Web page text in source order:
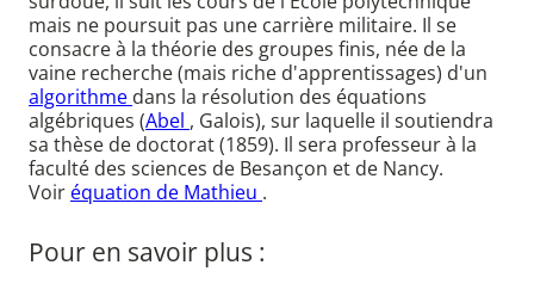
mais ne poursuit pas une carrière militaire. Il se
consacre à la théorie des groupes finis, née de la
vaine recherche (mais riche d'apprentissages) d'un
algorithme dans la résolution des équations
algébriques (Abel , Galois), sur laquelle il soutiendra
sa thèse de doctorat (1859). Il sera professeur à la
faculté des sciences de Besançon et de Nancy.
Voir équation de Mathieu .
Pour en savoir plus :